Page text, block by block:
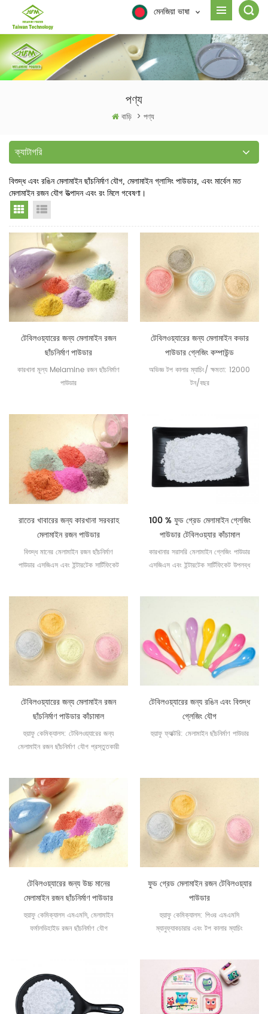
মেনজিয়া ভাষা
পণ্য
বাড়ি > পণ্য
ক্যাটাগরি
বিশুদ্ধ এবং রঙিন মেলামাইন ছাঁচনির্মাণ যৌগ, মেলামাইন গ্লাসিং পাউডার, এবং মার্বেল মত
মেলামাইন রজন যৌগ উত্পাদন এবং রং মিলে গবেষণা।
Grid View
টেবিলওয়্যারের জন্য মেলামাইন রজন
ছাঁচনির্মাণ পাউডার
কারখানা মূল্য Melamine রজন ছাঁচনির্মাণ
পাউডার
টেবিলওয়্যারের জন্য মেলামাইন কভার
পাউডার গ্লেজিং কম্পাউন্ড
অভিজ্ঞ টপ কালার ম্যাচিং/ ক্ষমতা: 12000
টন/বছর
রাতের খাবারের জন্য কারখানা সরবরাহ
মেলামাইন রজন পাউডার
বিশুদ্ধ মানের মেলামাইন রজন ছাঁচনির্মাণ
পাউডার এসজিএস এবং ইন্টারটেক সার্টিফিকেট
100 % ফুড গ্রেড মেলামাইন গ্লেজিং
পাউডার টেবিলওয়্যার কাঁচামাল
কারখানার সরাসরি মেলামাইন গ্লেজিং পাউডার
এসজিএস এবং ইন্টারটেক সার্টিফিকেট উপলব্ধ
টেবিলওয়্যারের জন্য মেলামাইন রজন
ছাঁচনির্মাণ পাউডার কাঁচামাল
হুয়াফু কেমিক্যালস: টেবিলওয়্যারের জন্য
মেলামাইন রজন ছাঁচনির্মাণ যৌগ প্রস্তুতকারী
টেবিলওয়্যারের জন্য রঙিন এবং বিশুদ্ধ
গ্লেজিং যৌগ
হুয়াফু ফ্যাক্টরি: মেলামাইন ছাঁচনির্মাণ পাউডার
টেবিলওয়্যারের জন্য উচ্চ মানের
মেলামাইন রজন ছাঁচনির্মাণ পাউডার
হুয়াফু কেমিক্যালস এমএমসি, মেলামাইন
ফর্মালডিহাইড রজন ছাঁচনির্মাণ যৌগ
ফুড গ্রেড মেলামাইন রজন টেবিলওয়্যার
পাউডার
হুয়াফু কেমিক্যালস: পিওর এমএমসি
ম্যানুফ্যাকচারার এবং টপ কালার ম্যাচিং